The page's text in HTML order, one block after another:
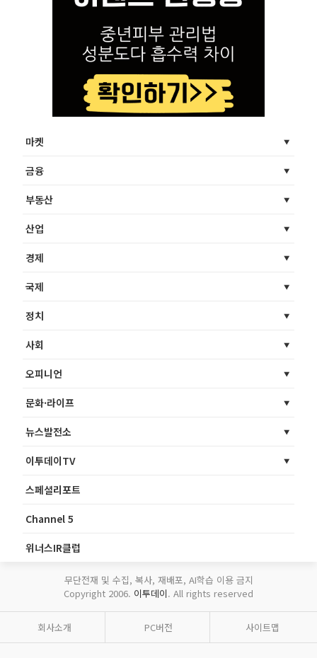
마켓
금융
부동산
산업
경제
국제
정치
사회
오피니언
문화·라이프
뉴스발전소
이투데이TV
스페셜리포트
Channel 5
위너스IR클럽
무단전재 및 수집, 복사, 재배포, AI학습 이용 금지
Copyright 2006. 이투데이. All rights reserved
회사소개 PC버전 사이트맵